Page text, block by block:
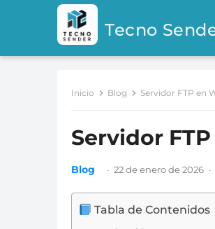
Tecno
Inicio Blog Servidor FTP en
Servidor
Blog · 22 de enero de 2026 ·
Tabla de Contenidos